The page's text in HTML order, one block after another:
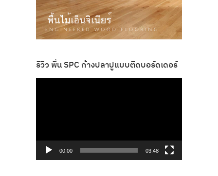
รีวิว พื้น SPC ก้างปลาปูแบบติดบอร์ดเดอร์
00:00 03:48